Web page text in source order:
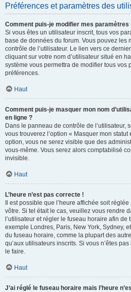
Préférences et paramètres des
Comment puis-je modifier mes paramètres
Si vous êtes un utilisateur inscrit, tous vos
base de données du forum. Vous pouvez les
contrôle de l’utilisateur. Le lien vers ce
cliquant sur votre nom d’utilisateur situé en
système vous permettra de modifier tous vos
préférences.
Haut
Comment puis-je masquer mon nom
en ligne ?
Dans le panneau de contrôle de l’utilisateur,
vous trouverez l’option « Masquer mon
option, vous ne serez visible que des
vous-même. Vous serez alors comptabilisé
invisible.
Haut
L’heure n’est pas correcte !
Il est possible que l’heure affichée soit
vôtre. Si tel était le cas, veuillez vous rendre
l’utilisateur et régler le fuseau horaire afin
exemple Londres, Paris, New York, Sydney,
du fuseau horaire, comme la plupart des
qu’aux utilisateurs inscrits. Si vous n’êtes
le faire.
Haut
J’ai réglé le fuseau horaire mais l’heure